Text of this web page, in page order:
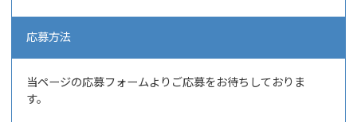
応募方法
当ページの応募フォームよりご応募をお待ちしておりま
す。